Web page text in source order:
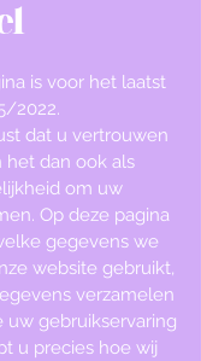
is voor het laatst
2022.
dat u vertrouwen
het dan ook als
om uw
Op deze pagina
gegevens we
website gebruikt,
verzamelen
gebruikservaring
u precies hoe wij